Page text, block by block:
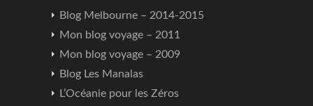
Blog Melbourne – 2014-2015
Mon blog voyage – 2011
Mon blog voyage – 2009
Blog Les Manalas
L’Océanie pour les Zéros